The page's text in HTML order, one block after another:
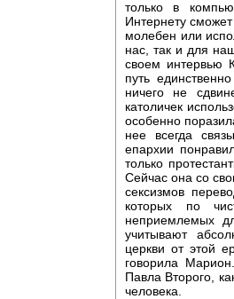
только в
Интернету
молебен или
нас, так и для
своем интервью
путь
ничего не
католичек
особенно
нее всегда
епархии
только
Сейчас она со
сексизмов
которых по
неприемлемых
учитывают
церкви от этой
говорила
Павла Второго,
человека.